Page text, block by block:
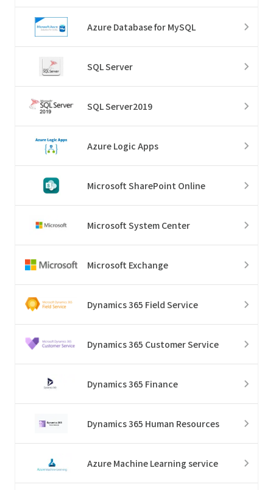
Azure Database for MySQL
SQL Server
SQL Server2019
Azure Logic Apps
Microsoft SharePoint Online
Microsoft System Center
Microsoft Exchange
Dynamics 365 Field Service
Dynamics 365 Customer Service
Dynamics 365 Finance
Dynamics 365 Human Resources
Azure Machine Learning service